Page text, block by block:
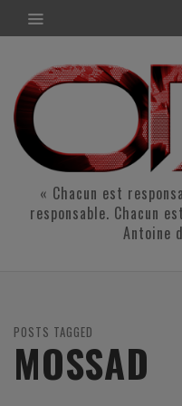
« Chacun est
responsable. Chacun
Antoine
POSTS TAGGED
MOSSAD